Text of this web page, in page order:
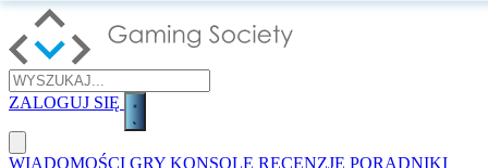
ZALOGUJ SIĘ
WIADOMOŚCI GRY KONSOLE RECENZJE PORADNIKI